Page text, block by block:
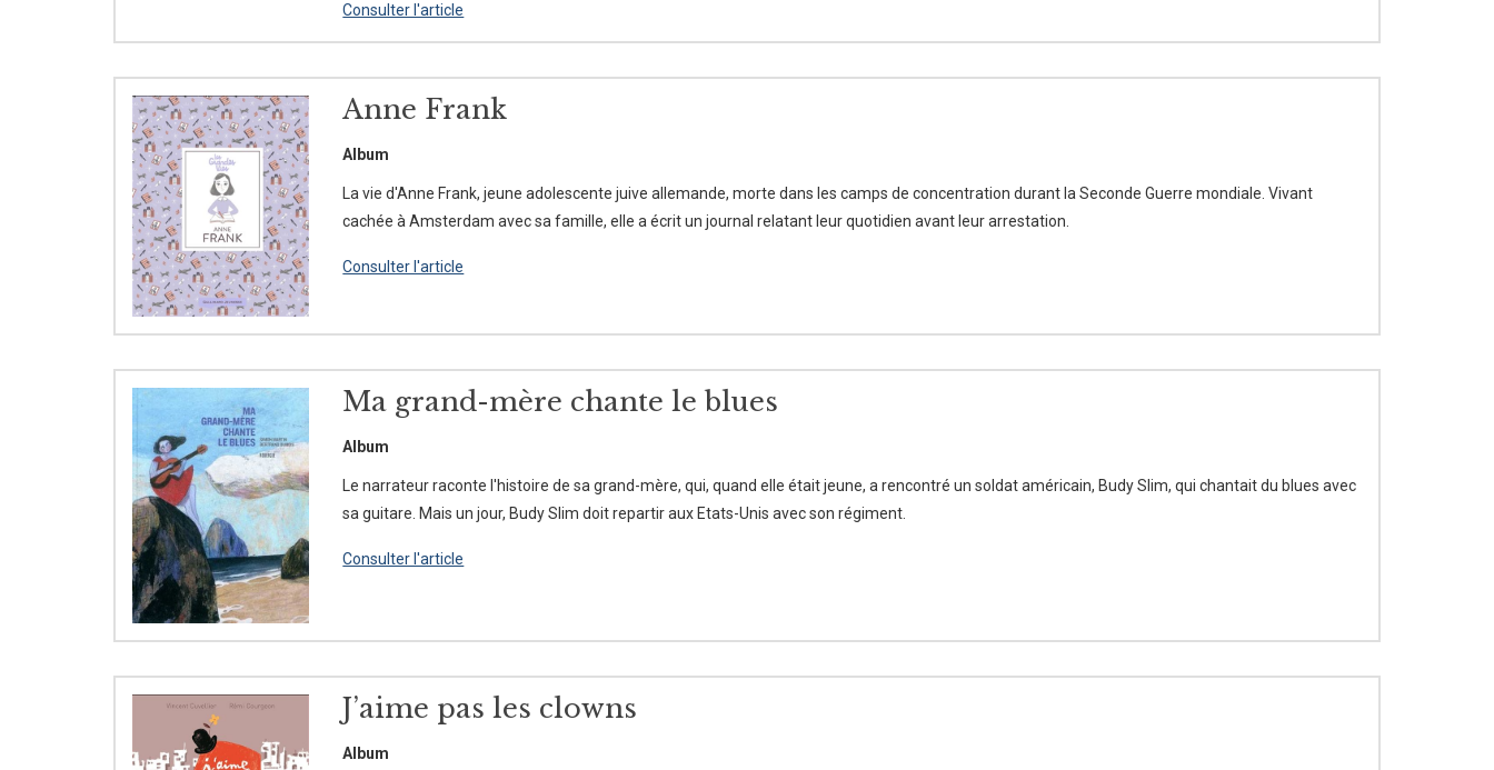
Consulter l'article
Anne Frank
Album
La vie d'Anne Frank, jeune adolescente juive allemande, morte dans les camps de concentration durant la Seconde Guerre mondiale. Vivant
cachée à Amsterdam avec sa famille, elle a écrit un journal relatant leur quotidien avant leur arrestation.
Consulter l'article
Ma grand-mère chante le blues
Album
Le narrateur raconte l'histoire de sa grand-mère, qui, quand elle était jeune, a rencontré un soldat américain, Budy Slim, qui chantait du blues avec
sa guitare. Mais un jour, Budy Slim doit repartir aux Etats-Unis avec son régiment.
Consulter l'article
J’aime pas les clowns
Album